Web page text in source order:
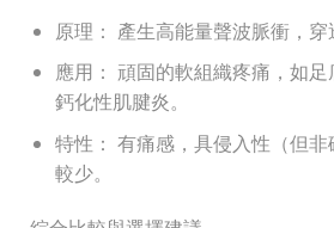
原理： 產生高能量聲波脈衝，穿
應用： 頑固的軟組織疼痛，如足
鈣化性肌腱炎。
特性： 有痛感，具侵入性（但
較少。